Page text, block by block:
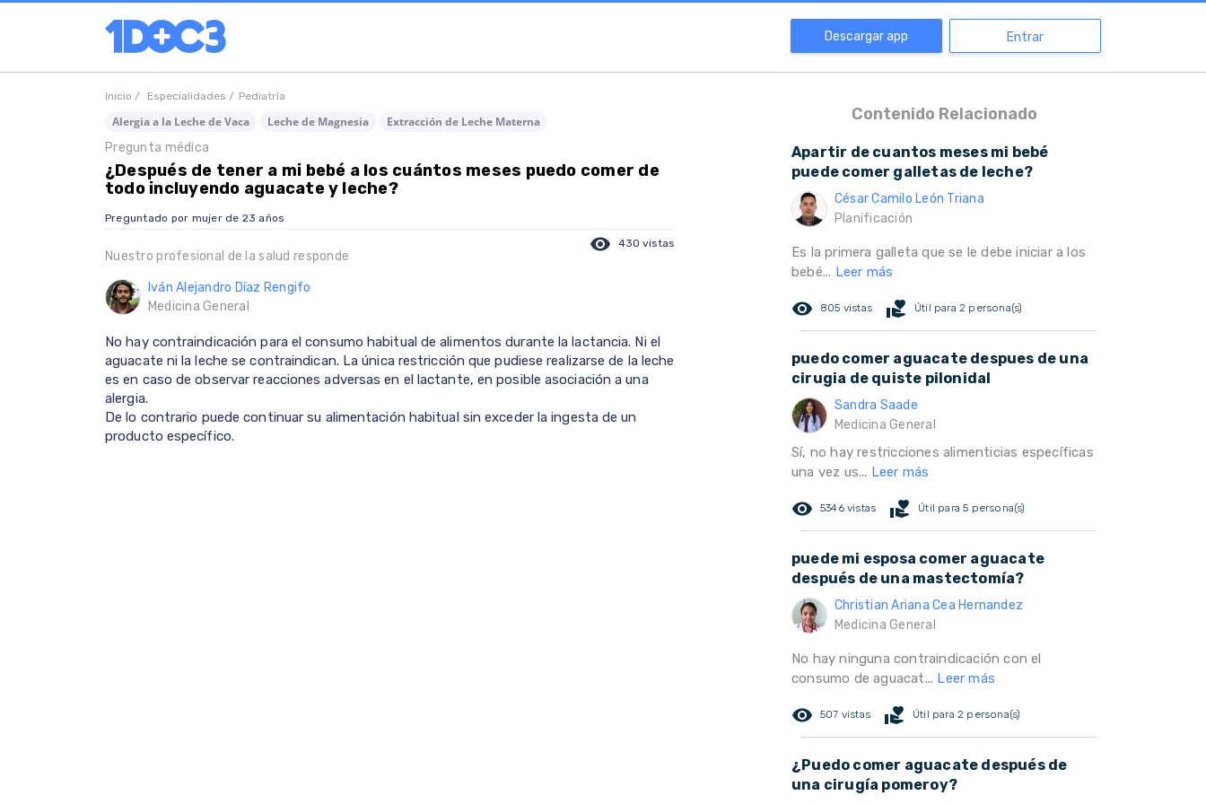
Descargar app Entrar
Inicio / Especialidades / Pediatría
Alergia a la Leche de Vaca Leche de Magnesia
Extracción de Leche Materna
Pregunta médica
¿Después de tener a mi bebé a los cuántos meses puedo comer de
todo incluyendo aguacate y leche?
Preguntado por mujer de 23 años
visibility 430 vistas
Nuestro profesional de la salud responde
Iván Alejandro Díaz Rengifo
Medicina General
No hay contraindicación para el consumo habitual de alimentos durante la lactancia. Ni el
aguacate ni la leche se contraindican. La única restricción que pudiese realizarse de la leche
es en caso de observar reacciones adversas en el lactante, en posible asociación a una
alergia.
De lo contrario puede continuar su alimentación habitual sin exceder la ingesta de un
producto específico.
Contenido Relacionado
Apartir de cuantos meses mi bebé
puede comer galletas de leche?
César Camilo León Triana
Planificación
Es la primera galleta que se le debe iniciar a los
bebé... Leer más
remove_red_eye 805 vistas volunteer_activism Útil para 2 persona(s)
puedo comer aguacate despues de una
cirugia de quiste pilonidal
Sandra Saade
Medicina General
Sí, no hay restricciones alimenticias específicas
una vez us... Leer más
remove_red_eye 5346 vistas volunteer_activism Útil para 5 persona(s)
puede mi esposa comer aguacate
después de una mastectomía?
Christian Ariana Cea Hernandez
Medicina General
No hay ninguna contraindicación con el
consumo de aguacat... Leer más
remove_red_eye 507 vistas volunteer_activism Útil para 2 persona(s)
¿Puedo comer aguacate después de
una cirugía pomeroy?